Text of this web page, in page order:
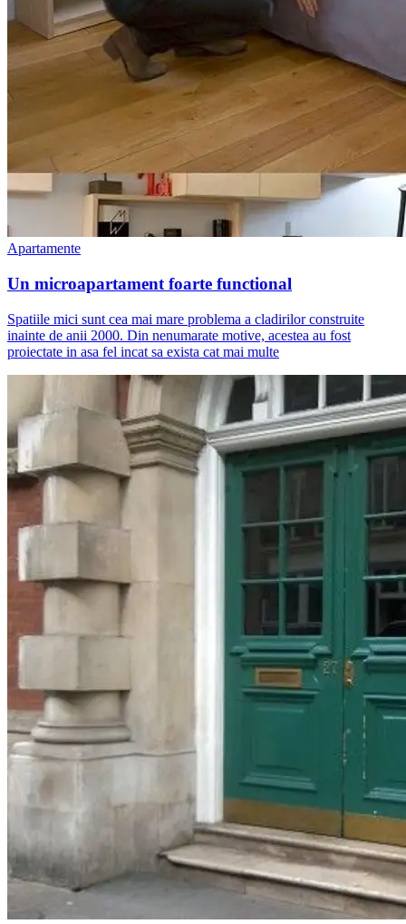
Apartamente
Un microapartament foarte functional
Spatiile mici sunt cea mai mare problema a cladirilor construite
inainte de anii 2000. Din nenumarate motive, acestea au fost
proiectate in asa fel incat sa exista cat mai multe